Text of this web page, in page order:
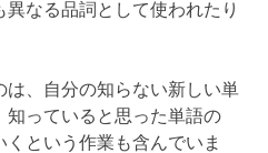
なる品詞として使われたり
は、自分の知らない新しい単
知っていると思った単語の
という作業も含んでいま